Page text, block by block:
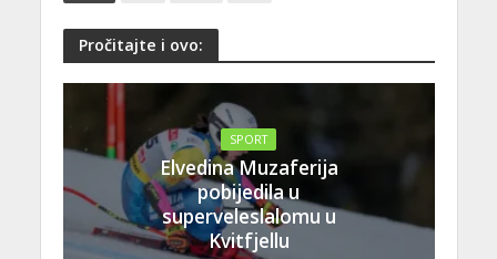
Pročitajte i ovo:
SPORT
Elvedina Muzaferija
pobijedila u
superveleslalomu u
Kvitfjellu